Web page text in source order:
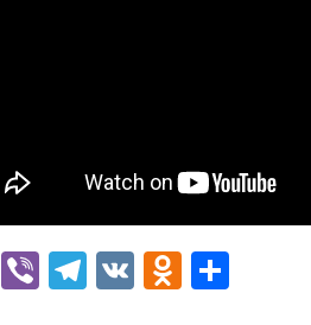
WhatsApp
ViberTelegram
VK